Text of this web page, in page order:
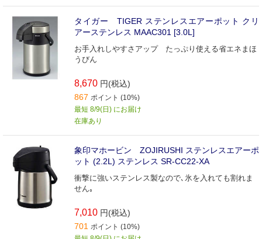
タイガー TIGER ステンレスエアーポット クリ
アーステンレス MAAC301 [3.0L]
お手入れしやすさアップ たっぷり使える省エネまほ
うびん
8,670 円(税込)
867 ポイント (10%)
最短 8/9(日) にお届け
在庫あり
象印マホービン ZOJIRUSHI ステンレスエアーポ
ット (2.2L) ステンレス SR-CC22-XA
衝撃に強いステンレス製なので､氷を入れても割れま
せん｡
7,010 円(税込)
701 ポイント (10%)